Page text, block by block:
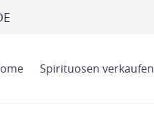
Spirituosen verkaufen